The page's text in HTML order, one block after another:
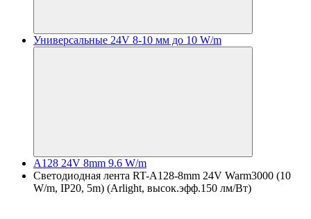
Универсальные 24V 8-10 мм до 10 W/m
A128 24V 8mm 9.6 W/m
Светодиодная лента RT-A128-8mm 24V Warm3000 (10
W/m, IP20, 5m) (Arlight, высок.эфф.150 лм/Вт)